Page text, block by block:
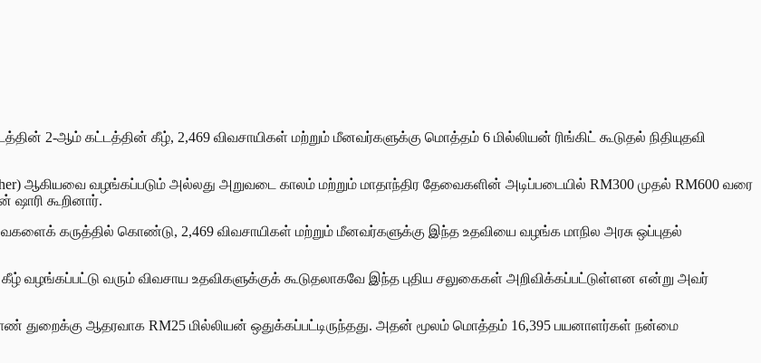
2-ஆம் கட்டத்தின் கீழ், 2,469 விவசாயிகள் மற்றும் மீனவர்களுக்கு மொத்தம் 6 மில்லியன் ரிங்கிட் கூடுதல் நிதியுதவி
ஆகியவை வழங்கப்படும் அல்லது அறுவடை காலம் மற்றும் மாதாந்திர தேவைகளின் அடிப்படையில் RM300 முதல் RM600 வரை
ஷாரி கூறினார்.
கருத்தில் கொண்டு, 2,469 விவசாயிகள் மற்றும் மீனவர்களுக்கு இந்த உதவியை வழங்க மாநில அரசு ஒப்புதல்
வழங்கப்பட்டு வரும் விவசாய உதவிகளுக்குக் கூடுதலாகவே இந்த புதிய சலுகைகள் அறிவிக்கப்பட்டுள்ளன என்று அவர்
துறைக்கு ஆதரவாக RM25 மில்லியன் ஒதுக்கப்பட்டிருந்தது. அதன் மூலம் மொத்தம் 16,395 பயனாளர்கள் நன்மை